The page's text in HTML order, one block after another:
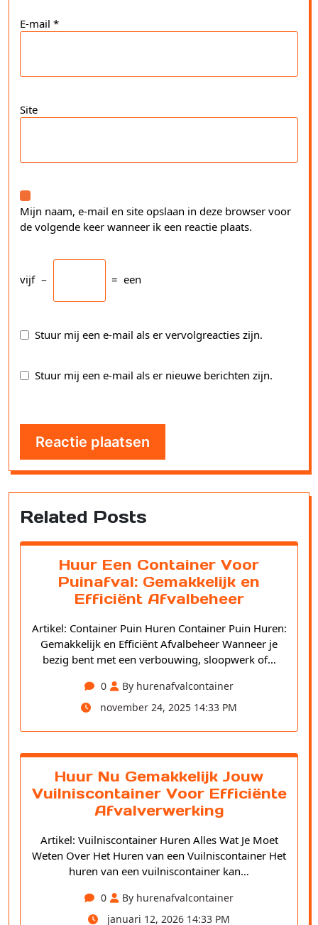
E-mail *
Site
Mijn naam, e-mail en site opslaan in deze browser voor
de volgende keer wanneer ik een reactie plaats.
vijf − = een
Stuur mij een e-mail als er vervolgreacties zijn.
Stuur mij een e-mail als er nieuwe berichten zijn.
Related Posts
Huur Een Container Voor
Puinafval: Gemakkelijk en
Efficiënt Afvalbeheer
Artikel: Container Puin Huren Container Puin Huren:
Gemakkelijk en Efficiënt Afvalbeheer Wanneer je
bezig bent met een verbouwing, sloopwerk of…
0
By hurenafvalcontainer
november 24, 2025 14:33 PM
Huur Nu Gemakkelijk Jouw
Vuilniscontainer Voor Efficiënte
Afvalverwerking
Artikel: Vuilniscontainer Huren Alles Wat Je Moet
Weten Over Het Huren van een Vuilniscontainer Het
huren van een vuilniscontainer kan…
0
By hurenafvalcontainer
januari 12, 2026 14:33 PM